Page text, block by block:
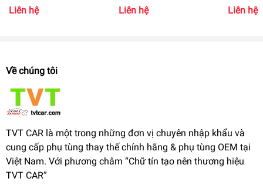
NƯỚC PHỤ Audi, VW
Auxiliary Water Pump
Liên hệ
hộp số Porsche Macan
Liên hệ Liên hệ
Về chúng tôi
TVT CAR là một trong những đơn vị chuyên nhập khẩu và
cung cấp phụ tùng thay thế chính hãng & phụ tùng OEM tại
Việt Nam. Với phương châm “Chữ tín tạo nên thương hiệu
TVT CAR”